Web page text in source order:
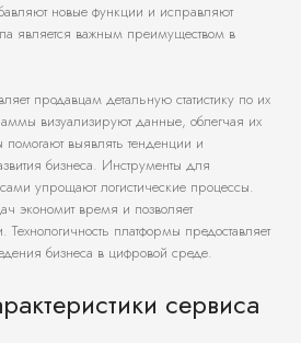
новые функции и исправляют
является важным преимуществом в
продавцам детальную статистику по их
визуализируют данные, облегчая их
помогают выявлять тенденции и
бизнеса. Инструменты для
упрощают логистические процессы.
экономит время и позволяет
Технологичность платформы предоставляет
бизнеса в цифровой среде.
сервиса